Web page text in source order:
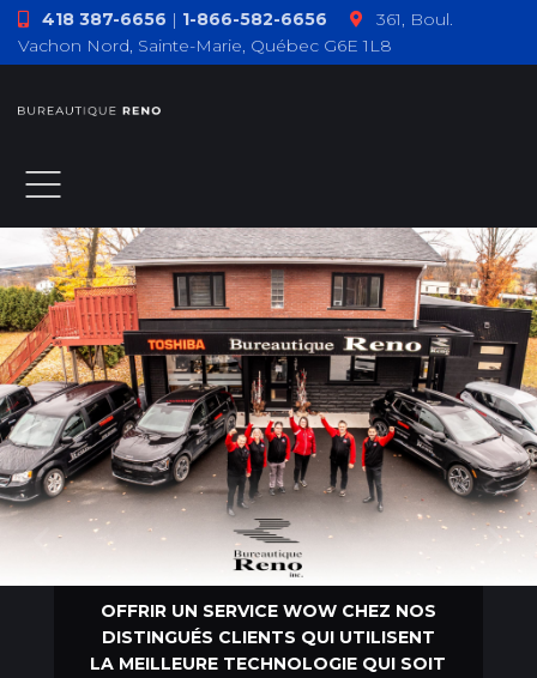
418 387-6656 | 1-866-582-6656
361, Boul.
Vachon Nord, Sainte-Marie, Québec G6E 1L8
ACCUEIL
OFFRIR UN SERVICE WOW CHEZ NOS
DISTINGUÉS CLIENTS QUI UTILISENT
LA MEILLEURE TECHNOLOGIE QUI SOIT